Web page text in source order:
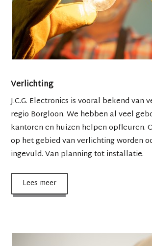
Verlichting
J.C.G. Electronics is vooral bekend van
regio Borgloon. We hebben al veel
kantoren en huizen helpen opfleuren.
op het gebied van verlichting worden
ingevuld. Van planning tot installatie.
Lees meer